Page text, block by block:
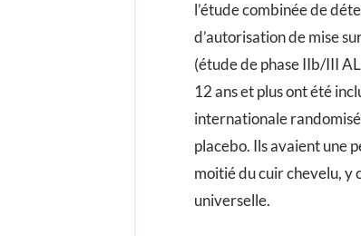
l’étude combinée de
d’autorisation de mise
(étude de phase IIb/III
12 ans et plus ont été
internationale
placebo. Ils avaient une
moitié du cuir chevelu, y
universelle.